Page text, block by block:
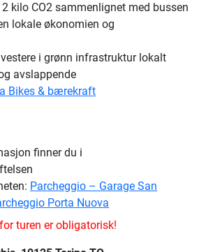
kilo CO2 sammenlignet med bussen
lokale økonomien og
i grønn infrastruktur lokalt
avslappende
Bikes & bærekraft
finner du i
Parcheggio – Garage San
Porta Nuova
turen er obligatorisk!